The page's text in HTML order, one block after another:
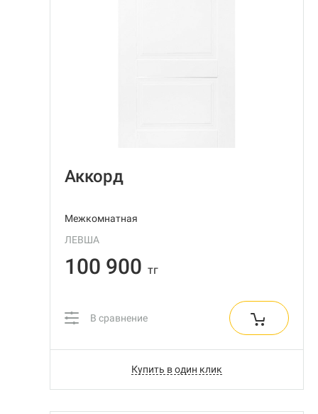
Аккорд
Межкомнатная
ЛЕВША
100 900 тг
В сравнение
Купить в один клик